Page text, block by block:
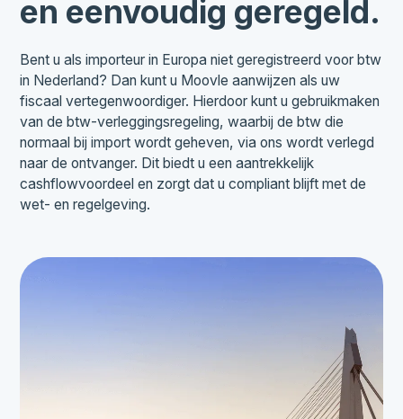
en eenvoudig geregeld.
Bent u als importeur in Europa niet geregistreerd voor btw
in Nederland? Dan kunt u Moovle aanwijzen als uw
fiscaal vertegenwoordiger. Hierdoor kunt u gebruikmaken
van de btw-verleggingsregeling, waarbij de btw die
normaal bij import wordt geheven, via ons wordt verlegd
naar de ontvanger. Dit biedt u een aantrekkelijk
cashflowvoordeel en zorgt dat u compliant blijft met de
wet- en regelgeving.